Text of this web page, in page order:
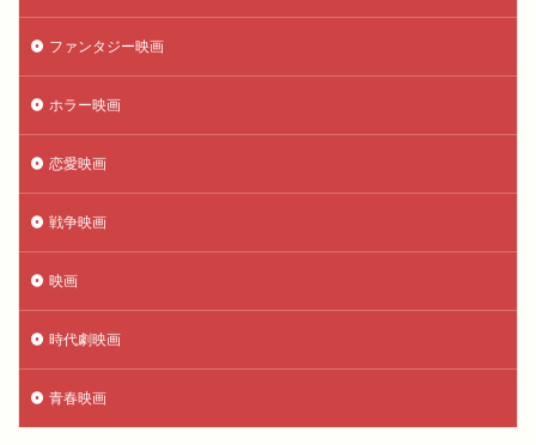
ファンタジー映画
ホラー映画
恋愛映画
戦争映画
映画
時代劇映画
青春映画